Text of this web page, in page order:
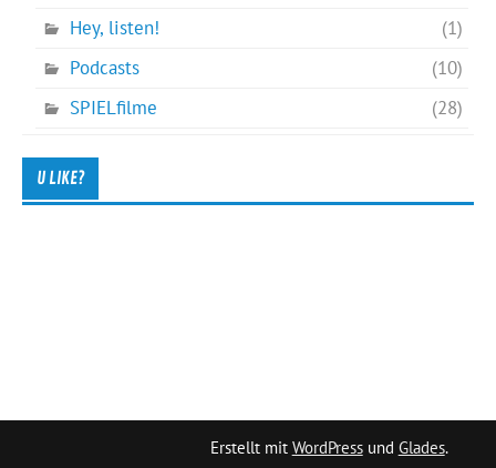
Hey, listen!
(1)
Podcasts
(10)
SPIELfilme
(28)
U LIKE?
Erstellt mit WordPressund Glades.